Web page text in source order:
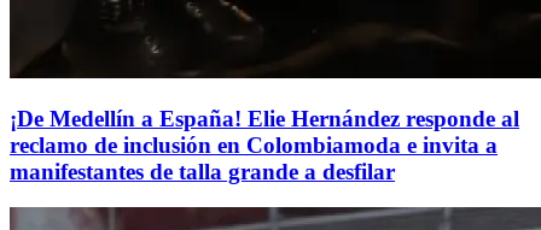
¡De Medellín a España! Elie Hernández responde al
reclamo de inclusión en Colombiamoda e invita a
manifestantes de talla grande a desfilar